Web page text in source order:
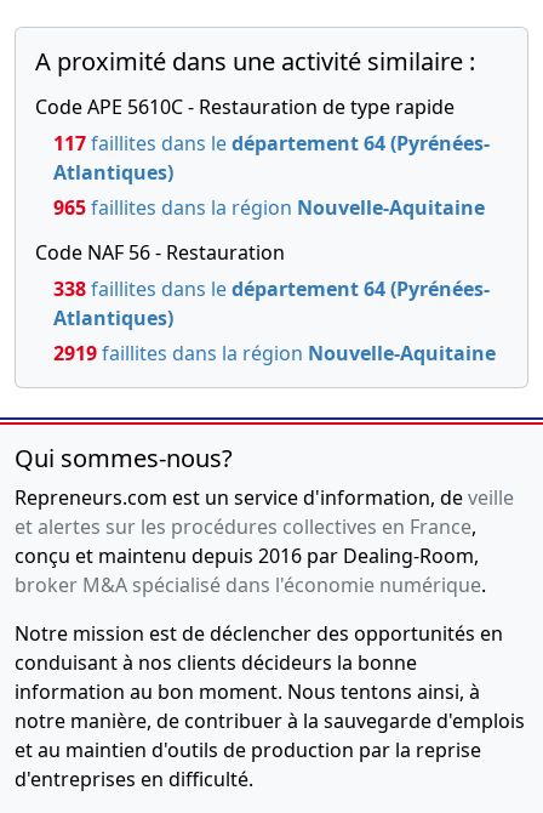
A proximité dans une activité similaire :
Code APE 5610C - Restauration de type rapide
117faillites dans ledépartement 64 (Pyrénées-
Atlantiques)
965faillites dans la région Nouvelle-Aquitaine
Code NAF 56 - Restauration
338faillites dans ledépartement 64 (Pyrénées-
Atlantiques)
2919faillites dans la région Nouvelle-Aquitaine
Qui sommes-nous?
Repreneurs.com est un service d'information, deveille
et alertes sur les procédures collectives en France,
conçu et maintenu depuis 2016 par Dealing-Room,
broker M&A spécialisé dans l'économie numérique.
Notre mission est de déclencher des opportunités en
conduisant à nos clients décideurs la bonne
information au bon moment. Nous tentons ainsi, à
notre manière, de contribuer à la sauvegarde d'emplois
et au maintien d'outils de production par la reprise
d'entreprises en difficulté.